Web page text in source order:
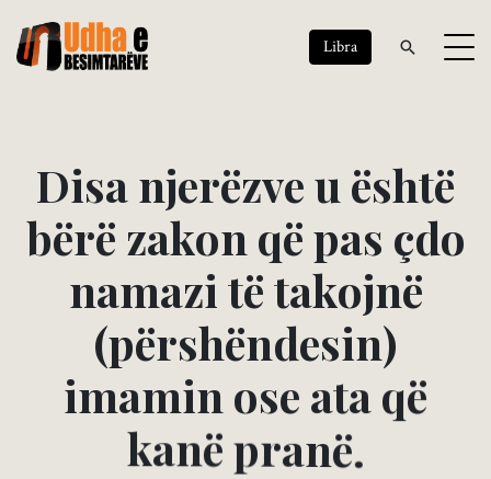
Libra
Disanjerëzveu është
bërë zakon qëpas çdo
namazi tëtakojnë
(përshëndesin)
imamin ose ataqë
kanëpranë.